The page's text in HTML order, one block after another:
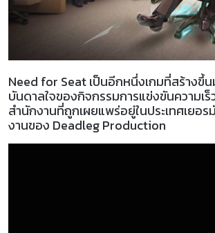
Need for Seat เป็นอีกหนึ่งเกมที่สร้างขึ้น
บันดาลใจของกิจกรรมการแข่งขันความเร็
สำนักงานที่ถูกเผยแพร่อยู่ในประเทศเยอ
งานของ Deadleg Production